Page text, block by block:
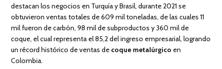
destacan los negocios en Turquía y Brasil, durante 2021 se
obtuvieron ventas totales de 609 mil toneladas, de las cuales 11
mil fueron de carbón, 98 mil de subproductos y 360 mil de
coque, el cual representa el 85,2 del ingreso empresarial, logrando
un récord histórico de ventas de coque metalúrgico en
Colombia.